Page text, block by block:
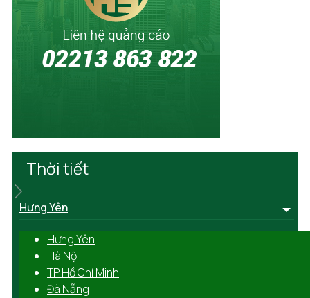
Thời tiết
Hưng Yên
Hưng Yên
Hà Nội
TP Hồ Chí Minh
Đà Nẵng